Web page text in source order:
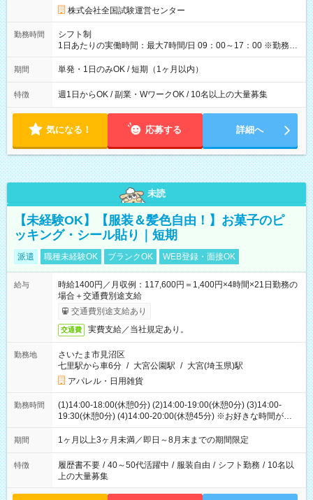
円の場合あり ・国家試験 7:00～13:30（休憩なし） 時給1,300
円（役割手当＋100円）×6時間＝日収8,400円＋交通費 【試用期
間】試用期間なし
株式会社全国試験運営センター
勤務時間
シフト制
1日あたりの実働時間：最大7時間/日 09：00～17：00 ※勤務時
間は 試験により異なります。
期間 単発・1日のみOK / 短期（1ヶ月以内）
特徴 週1日からOK / 副業・WワークOK / 10名以上の大量募集
気になる！ 応募する 詳細へ
未読
【未経験OK】【服装＆髪色自由！】お菓子のピ
ッキング・シール貼り｜短期
派遣 職種未経験OK ブランクOK WEB登録・面接OK
給与
時給1400円／月収例：117,600円＝1,400円×4時間×21日勤務の
場合＋交通費別途支給
交通費別途支給あり
交通費 実費支給／当社規定あり。
勤務地
さいたま市見沼区
七里駅から車6分 / 大宮公園駅 / 大宮(埼玉県)駅
アパレル・日用雑貨
勤務時間
(1)14:00-18:00(休憩0分) (2)14:00-19:00(休憩0分) (3)14:00-
19:30(休憩0分) (4)14:00-20:00(休憩45分) ※お好きな時間が選べ
ます
期間 1ヶ月以上3ヶ月未満／即日～8月末までの期間限定
特徴 履歴書不要 / 40～50代活躍中 / 服装自由 / シフト勤務 / 10名以
上の大量募集